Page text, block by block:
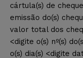
cártula(s) de
emissão do(s)
valor total dos
<digite o(s) nº(s)
o(s) dia(s) <digite